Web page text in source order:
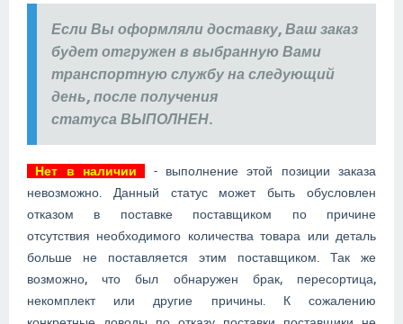
Если Вы оформляли доставку, Ваш заказ
будет отгружен в выбранную Вами
транспортную службу на следующий
день, после получения
статуса ВЫПОЛНЕН.
Нет в наличии
- выполнение этой позиции заказа
невозможно. Данный статус может быть обусловлен
отказом в поставке поставщиком по причине
отсутствия необходимого количества товара или деталь
больше не поставляется этим поставщиком. Так же
возможно, что был обнаружен брак, пересортица,
некомплект или другие причины. К сожалению